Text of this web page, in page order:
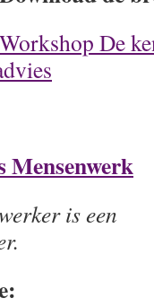
Workshop De
Mensenwerk
is een